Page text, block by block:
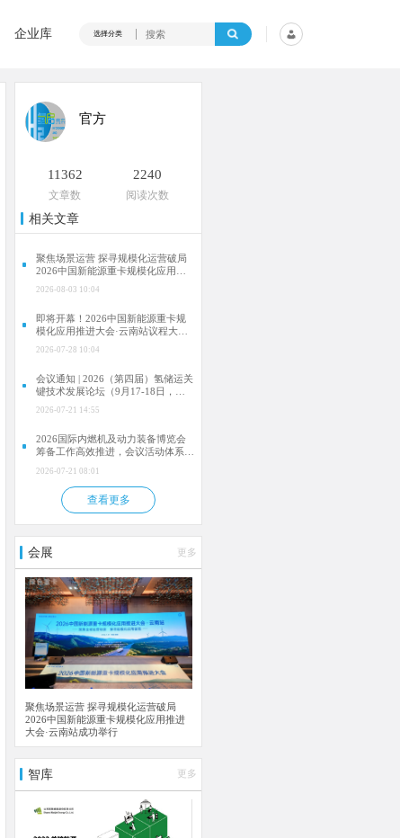
企业库 选择分类
官方
11362
文章数
2240
阅读次数
相关文章
聚焦场景运营 探寻规模化运营破局
2026中国新能源重卡规模化应用推
2026-08-03 10:04
即将开幕！2026中国新能源重卡规
模化应用推进大会·云南站议程大曝
2026-07-28 10:04
会议通知 | 2026（第四届）氢储运关
键技术发展论坛（9月17-18日，合
2026-07-21 14:55
2026国际内燃机及动力装备博览会
筹备工作高效推进，会议活动体系逐
2026-07-21 08:01
查看更多
会展 更多
聚焦场景运营 探寻规模化运营破局
2026中国新能源重卡规模化应用推进
大会·云南站成功举行
智库 更多